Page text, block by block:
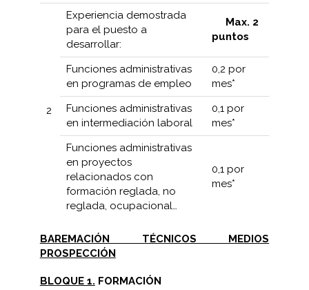
2
Experiencia demostrada
para el puesto a
desarrollar:
Max. 2
puntos
Funciones administrativas
en programas de empleo
0,2 por
mes*
Funciones administrativas
en intermediación laboral
0,1 por
mes*
Funciones administrativas
en proyectos
relacionados con
formación reglada, no
reglada, ocupacional…
0,1 por
mes*
BAREMACIÓN TÉCNICOS MEDIOS
PROSPECCIÓN
BLOQUE 1. FORMACIÓN